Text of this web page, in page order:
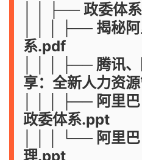
│ │ ├── 政委体系
│ │ │ ├── 揭秘
系.pdf
│ │ │ ├── 腾讯
享：全新人力资
│ │ │ ├── 阿里
政委体系.ppt
│ │ │ └── 阿里
理.ppt